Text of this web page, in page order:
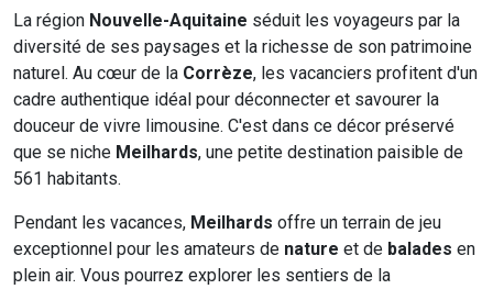
La région Nouvelle-Aquitaine séduit les voyageurs par la
diversité de ses paysages et la richesse de son patrimoine
naturel. Au cœur de la Corrèze, les vacanciers profitent d'un
cadre authentique idéal pour déconnecter et savourer la
douceur de vivre limousine. C'est dans ce décor préservé
que se niche Meilhards, une petite destination paisible de
561 habitants.
Pendant les vacances, Meilhards offre un terrain de jeu
exceptionnel pour les amateurs de nature et de balades en
plein air. Vous pourrez explorer les sentiers de la